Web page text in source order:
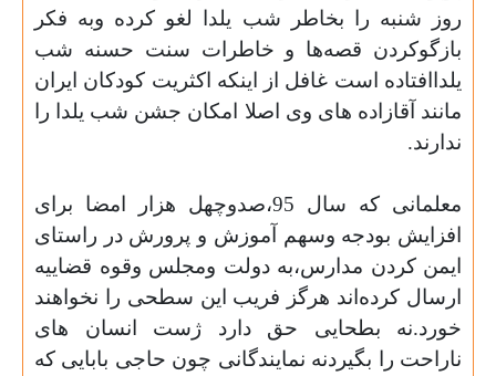
روز شنبه را بخاطر شب یلدا لغو کرده وبه فکر
بازگوکردن قصه‌ها و خاطرات سنت حسنه شب
یلداافتاده است غافل از اینکه اکثریت کودکان ایران
مانند آقازاده های وی اصلا امکان جشن شب یلدا را
ندارند.
معلمانی که سال 95،صدوچهل هزار امضا برای
افزایش بودجه وسهم آموزش و پرورش در راستای
ایمن کردن مدارس،به دولت ومجلس وقوه قضاییه
ارسال کرده‌اند هرگز فریب این سطحی را نخواهند
خورد.نه بطحایی حق دارد ژست انسان های
ناراحت را بگیردنه نمایندگانی چون حاجی بابایی که